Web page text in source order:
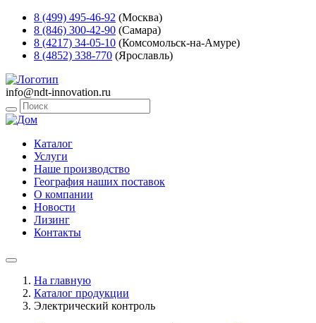
8 (499) 495-46-92 (Москва)
8 (846) 300-42-90 (Самара)
8 (4217) 34-05-10 (Комсомольск-на-Амуре)
8 (4852) 338-770 (Ярославль)
info@ndt-innovation.ru
Каталог
Услуги
Наше производство
География наших поставок
О компании
Новости
Лизинг
Контакты
На главную
Каталог продукции
Электрический контроль